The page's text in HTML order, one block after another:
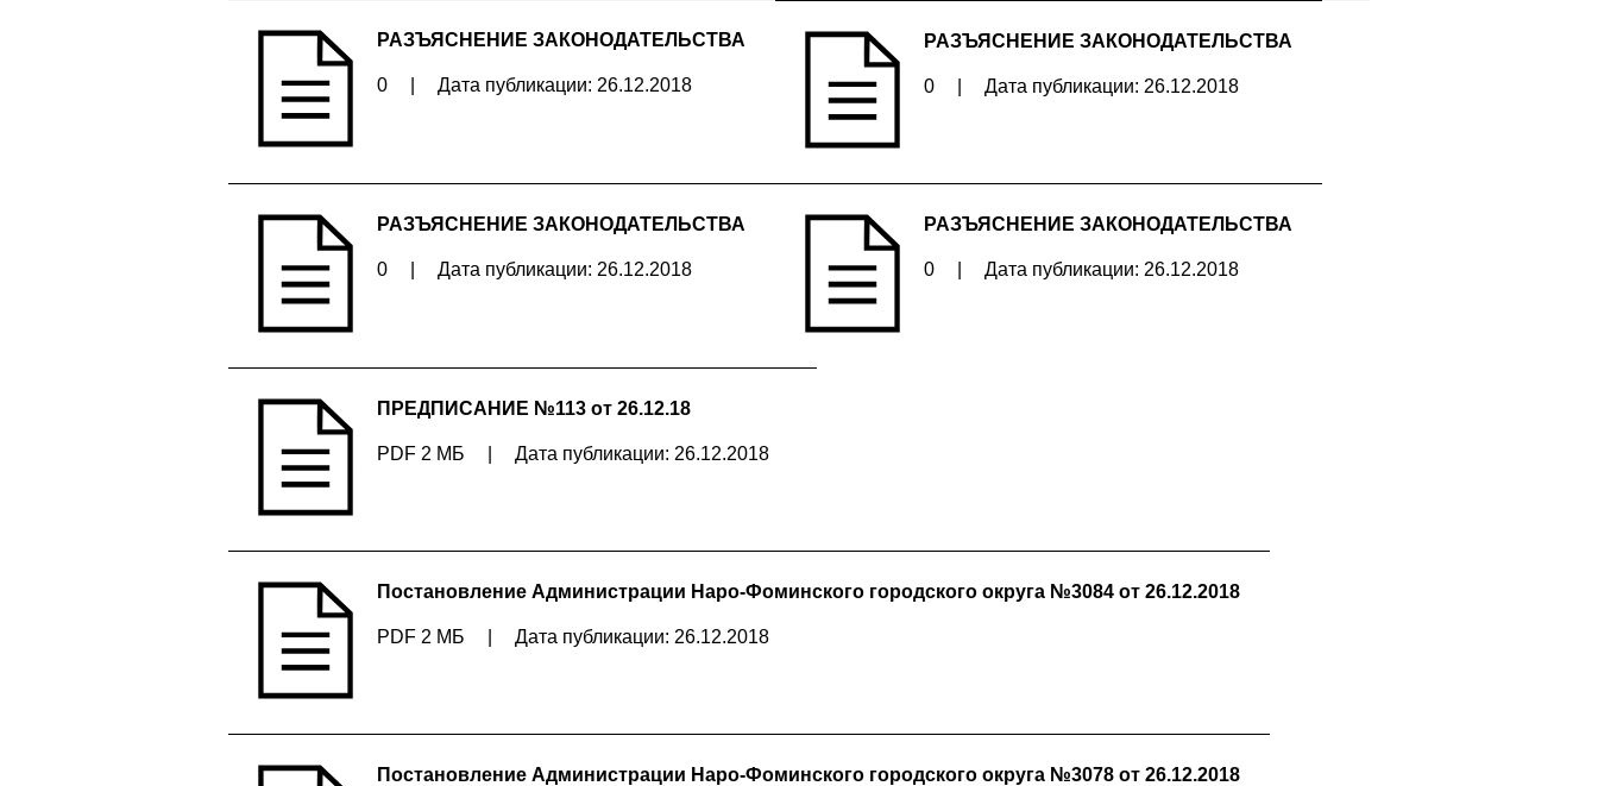
РАЗЪЯСНЕНИЕ ЗАКОНОДАТЕЛЬСТВА
0 Дата публикации: 26.12.2018
РАЗЪЯСНЕНИЕ ЗАКОНОДАТЕЛЬСТВА
0 Дата публикации: 26.12.2018
РАЗЪЯСНЕНИЕ ЗАКОНОДАТЕЛЬСТВА
0 Дата публикации: 26.12.2018
РАЗЪЯСНЕНИЕ ЗАКОНОДАТЕЛЬСТВА
0 Дата публикации: 26.12.2018
ПРЕДПИСАНИЕ №113 от 26.12.18
PDF 2 МБ Дата публикации: 26.12.2018
Постановление Администрации Наро-Фоминского городского округа №3084 от 26.12.2018
PDF 2 МБ Дата публикации: 26.12.2018
Постановление Администрации Наро-Фоминского городского округа №3078 от 26.12.2018